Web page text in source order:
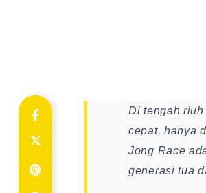
Di tengah
cepat, hanya
Jong Race
generasi tua